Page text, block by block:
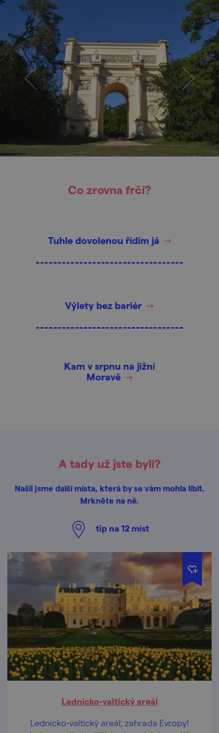
Co zrovna frčí?
Tuhle dovolenou řídím já
Výlety bez bariér
Kam v srpnu na jižní
Moravě
A tady už jste byli?
Našli jsme další místa, která by se vám mohla líbit.
Mrkněte na ně.
tip na 12 míst
Lednicko-valtický areál
Lednicko-valtický areál, zahrada Evropy!